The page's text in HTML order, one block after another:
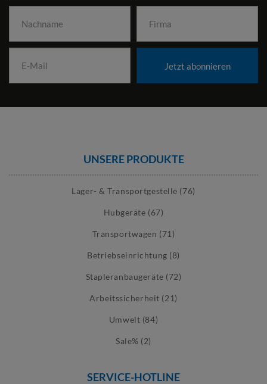
Jetzt abonnieren
UNSERE PRODUKTE
Lager- & Transportgestelle (76)
Hubgeräte (67)
Transportwagen (71)
Betriebseinrichtung (8)
Stapleranbaugeräte (72)
Arbeitssicherheit (21)
Umwelt (84)
Sale% (2)
SERVICE-HOTLINE